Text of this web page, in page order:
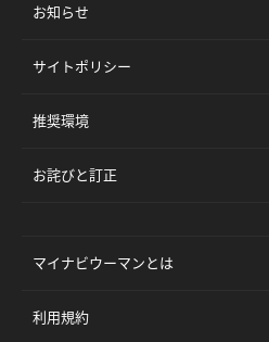
お知らせ
サイトポリシー
推奨環境
お詫びと訂正
マイナビウーマンとは
利用規約